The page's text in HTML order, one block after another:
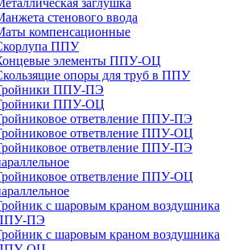
заглушка
стенового ввода
компенсационные
ППУ
элементы ППУ-ОЦ
опоры для труб в ППУ
ППУ-ПЭ
ППУ-ОЦ
ответвление ППУ-ПЭ
ответвление ППУ-ОЦ
ответвление ППУ-ПЭ
ответвление ППУ-ОЦ
с шаровым краном воздушника
ПЭ
с шаровым краном воздушника